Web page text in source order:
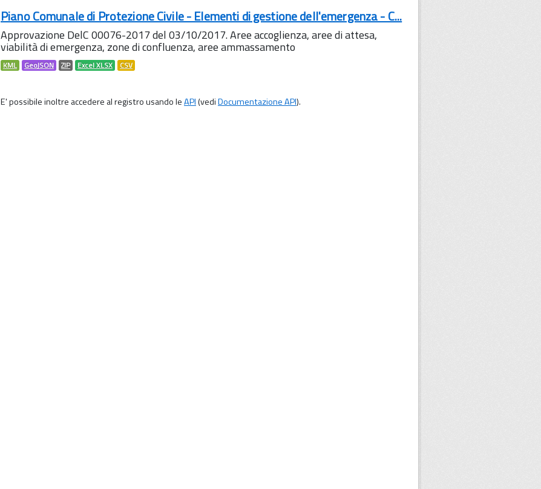
Piano Comunale di Protezione Civile - Elementi di gestione dell'emergenza - C...
Approvazione DelC 00076-2017 del 03/10/2017. Aree accoglienza, aree di attesa,
viabilità di emergenza, zone di confluenza, aree ammassamento
KML GeoJSON ZIP Excel XLSX CSV
E' possibile inoltre accedere al registro usando leAPI(vediDocumentazione API).